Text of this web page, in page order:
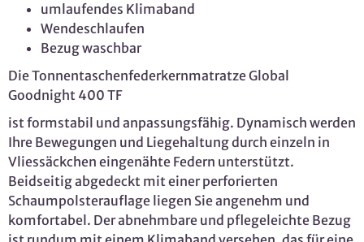
umlaufendes Klimaband
Wendeschlaufen
Bezug waschbar
Die Tonnentaschenfederkernmatratze Global
Goodnight 400 TF
ist formstabil und anpassungsfähig. Dynamisch werden
Ihre Bewegungen und Liegehaltung durch einzeln in
Vliessäckchen eingenähte Federn unterstützt.
Beidseitig abgedeckt mit einer perforierten
Schaumpolsterauflage liegen Sie angenehm und
komfortabel. Der abnehmbare und pflegeleichte Bezug